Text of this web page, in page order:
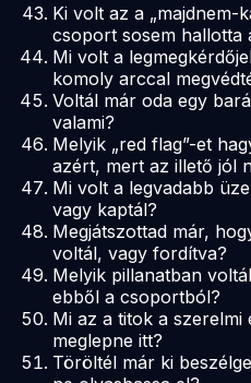
Ki volt az a „majdnem-
csoport sosem hallotta
Mi volt a
komoly arccal
Voltál már oda egy
valami?
Melyik „red flag”-et
azért, mert az illető jól
Mi volt a legvadabb
vagy kaptál?
Megjátszottad már,
voltál, vagy fordítva?
Melyik pillanatban
ebből a csoportból?
Mi az a titok a szerelmi
meglepne itt?
Töröltél már ki